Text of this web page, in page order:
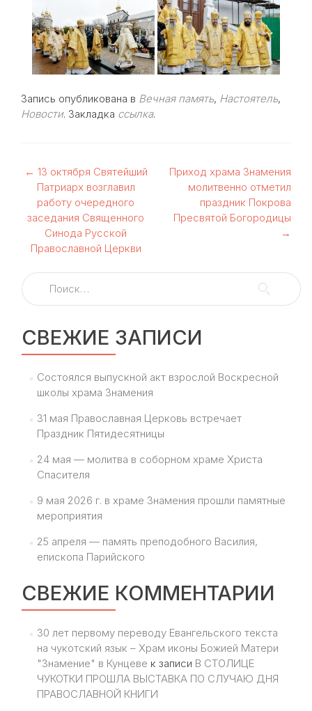
Запись опубликована в Вечная память, Настоятель,
Новости. Закладка ссылка.
Навигация
по
записям
← 13 октября Святейший
Патриарх возглавил
работу очередного
заседания Священного
Синода Русской
Православной Церкви
Приход храма Знамения
молитвенно отметил
праздник Покрова
Пресвятой Богородицы
→
Найти:
СВЕЖИЕ ЗАПИСИ
Состоялся выпускной акт взрослой Воскресной
школы храма Знамения
31 мая Православная Церковь встречает
Праздник Пятидесятницы
24 мая — молитва в соборном храме Христа
Спасителя
9 мая 2026 г. в храме Знамения прошли памятные
мероприятия
25 апреля — память преподобного Василия,
епископа Парийского
СВЕЖИЕ КОММЕНТАРИИ
30 лет первому переводу Евангельского текста
на чукотский язык – Храм иконы Божией Матери
"Знамение" в Кунцеве к записи В СТОЛИЦЕ
ЧУКОТКИ ПРОШЛА ВЫСТАВКА ПО СЛУЧАЮ ДНЯ
ПРАВОСЛАВНОЙ КНИГИ